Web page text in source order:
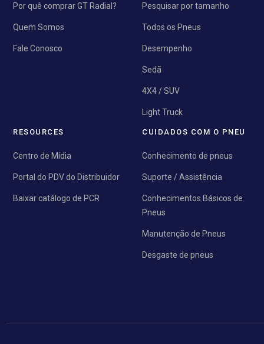
Por quê comprar GT Radial?
Quem Somos
Fale Conosco
Pesquisar por tamanho
Todos os Pneus
Desempenho
Sedã
4X4 / SUV
Light Truck
RESOURCES
Centro de Mídia
Portal do PDV do Distribuidor
Baixar catálogo de PCR
CUIDADOS COM O PNEU
Conhecimento de pneus
Suporte / Assistência
Conhecimentos Básicos de
Pneus
Manutenção de Pneus
Desgaste de pneus